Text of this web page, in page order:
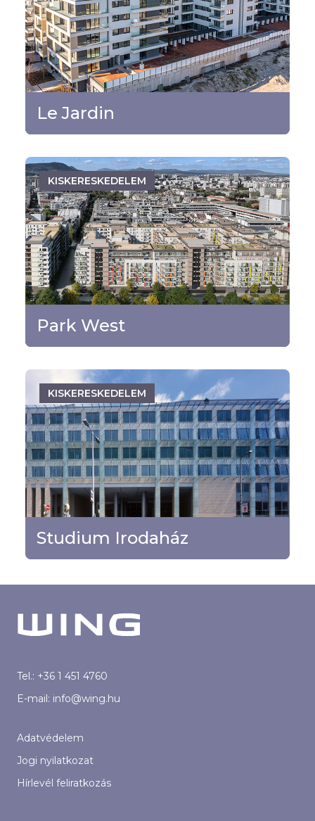
Le Jardin
Budapest - XIII. kerület
TOVÁBB
Park West
KISKERESKEDELEM
Budapest - XIII. kerület
TOVÁBB
Studium Irodaház
KISKERESKEDELEM
Budapest - IX. kerület
TOVÁBB
Tel.: +36 1 451 4760
E-mail: info@wing.hu
Adatvédelem
Jogi nyilatkozat
Hírlevél feliratkozás